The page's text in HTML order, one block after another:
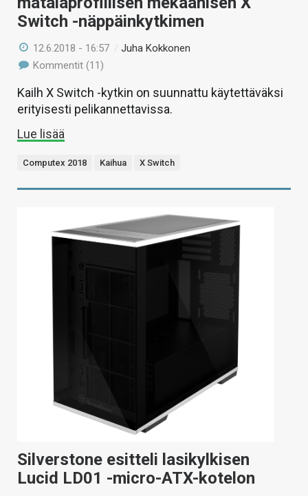
Switch -näppäinkytkimen
12.6.2018 - 16:57 /Juha Kokkonen
Kommentit (11)
Kailh X Switch -kytkin on suunnattu käytettäväksi
erityisesti pelikannettavissa.
Lue lisää
Computex 2018 Kaihua X Switch
Silverstone esitteli lasikylkisen
Lucid LD01 -micro-ATX-kotelon